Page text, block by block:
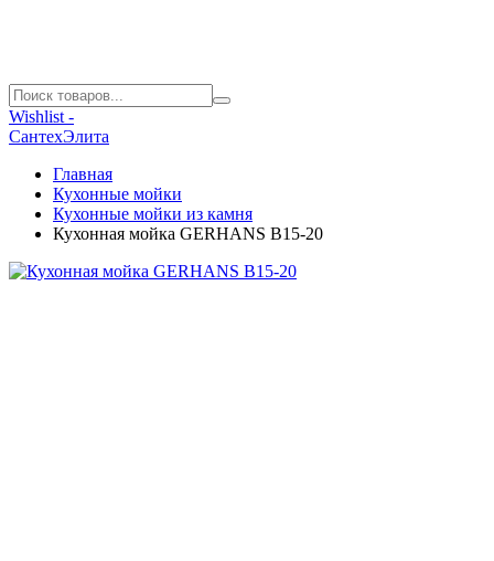
Wishlist -
СантехЭлита
Главная
Кухонные мойки
Кухонные мойки из камня
Кухонная мойка GERHANS B15-20